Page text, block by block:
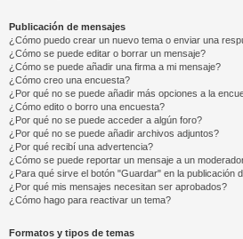
Publicación de mensajes
¿Cómo puedo crear un nuevo tema o enviar una
¿Cómo se puede editar o borrar un mensaje?
¿Cómo se puede añadir una firma a mi mensaje?
¿Cómo creo una encuesta?
¿Por qué no se puede añadir más opciones a la
¿Cómo edito o borro una encuesta?
¿Por qué no se puede acceder a algún foro?
¿Por qué no se puede añadir archivos adjuntos?
¿Por qué recibí una advertencia?
¿Cómo se puede reportar un mensaje a un
¿Para qué sirve el botón "Guardar" en la publicación
¿Por qué mis mensajes necesitan ser aprobados?
¿Cómo hago para reactivar un tema?
Formatos y tipos de temas